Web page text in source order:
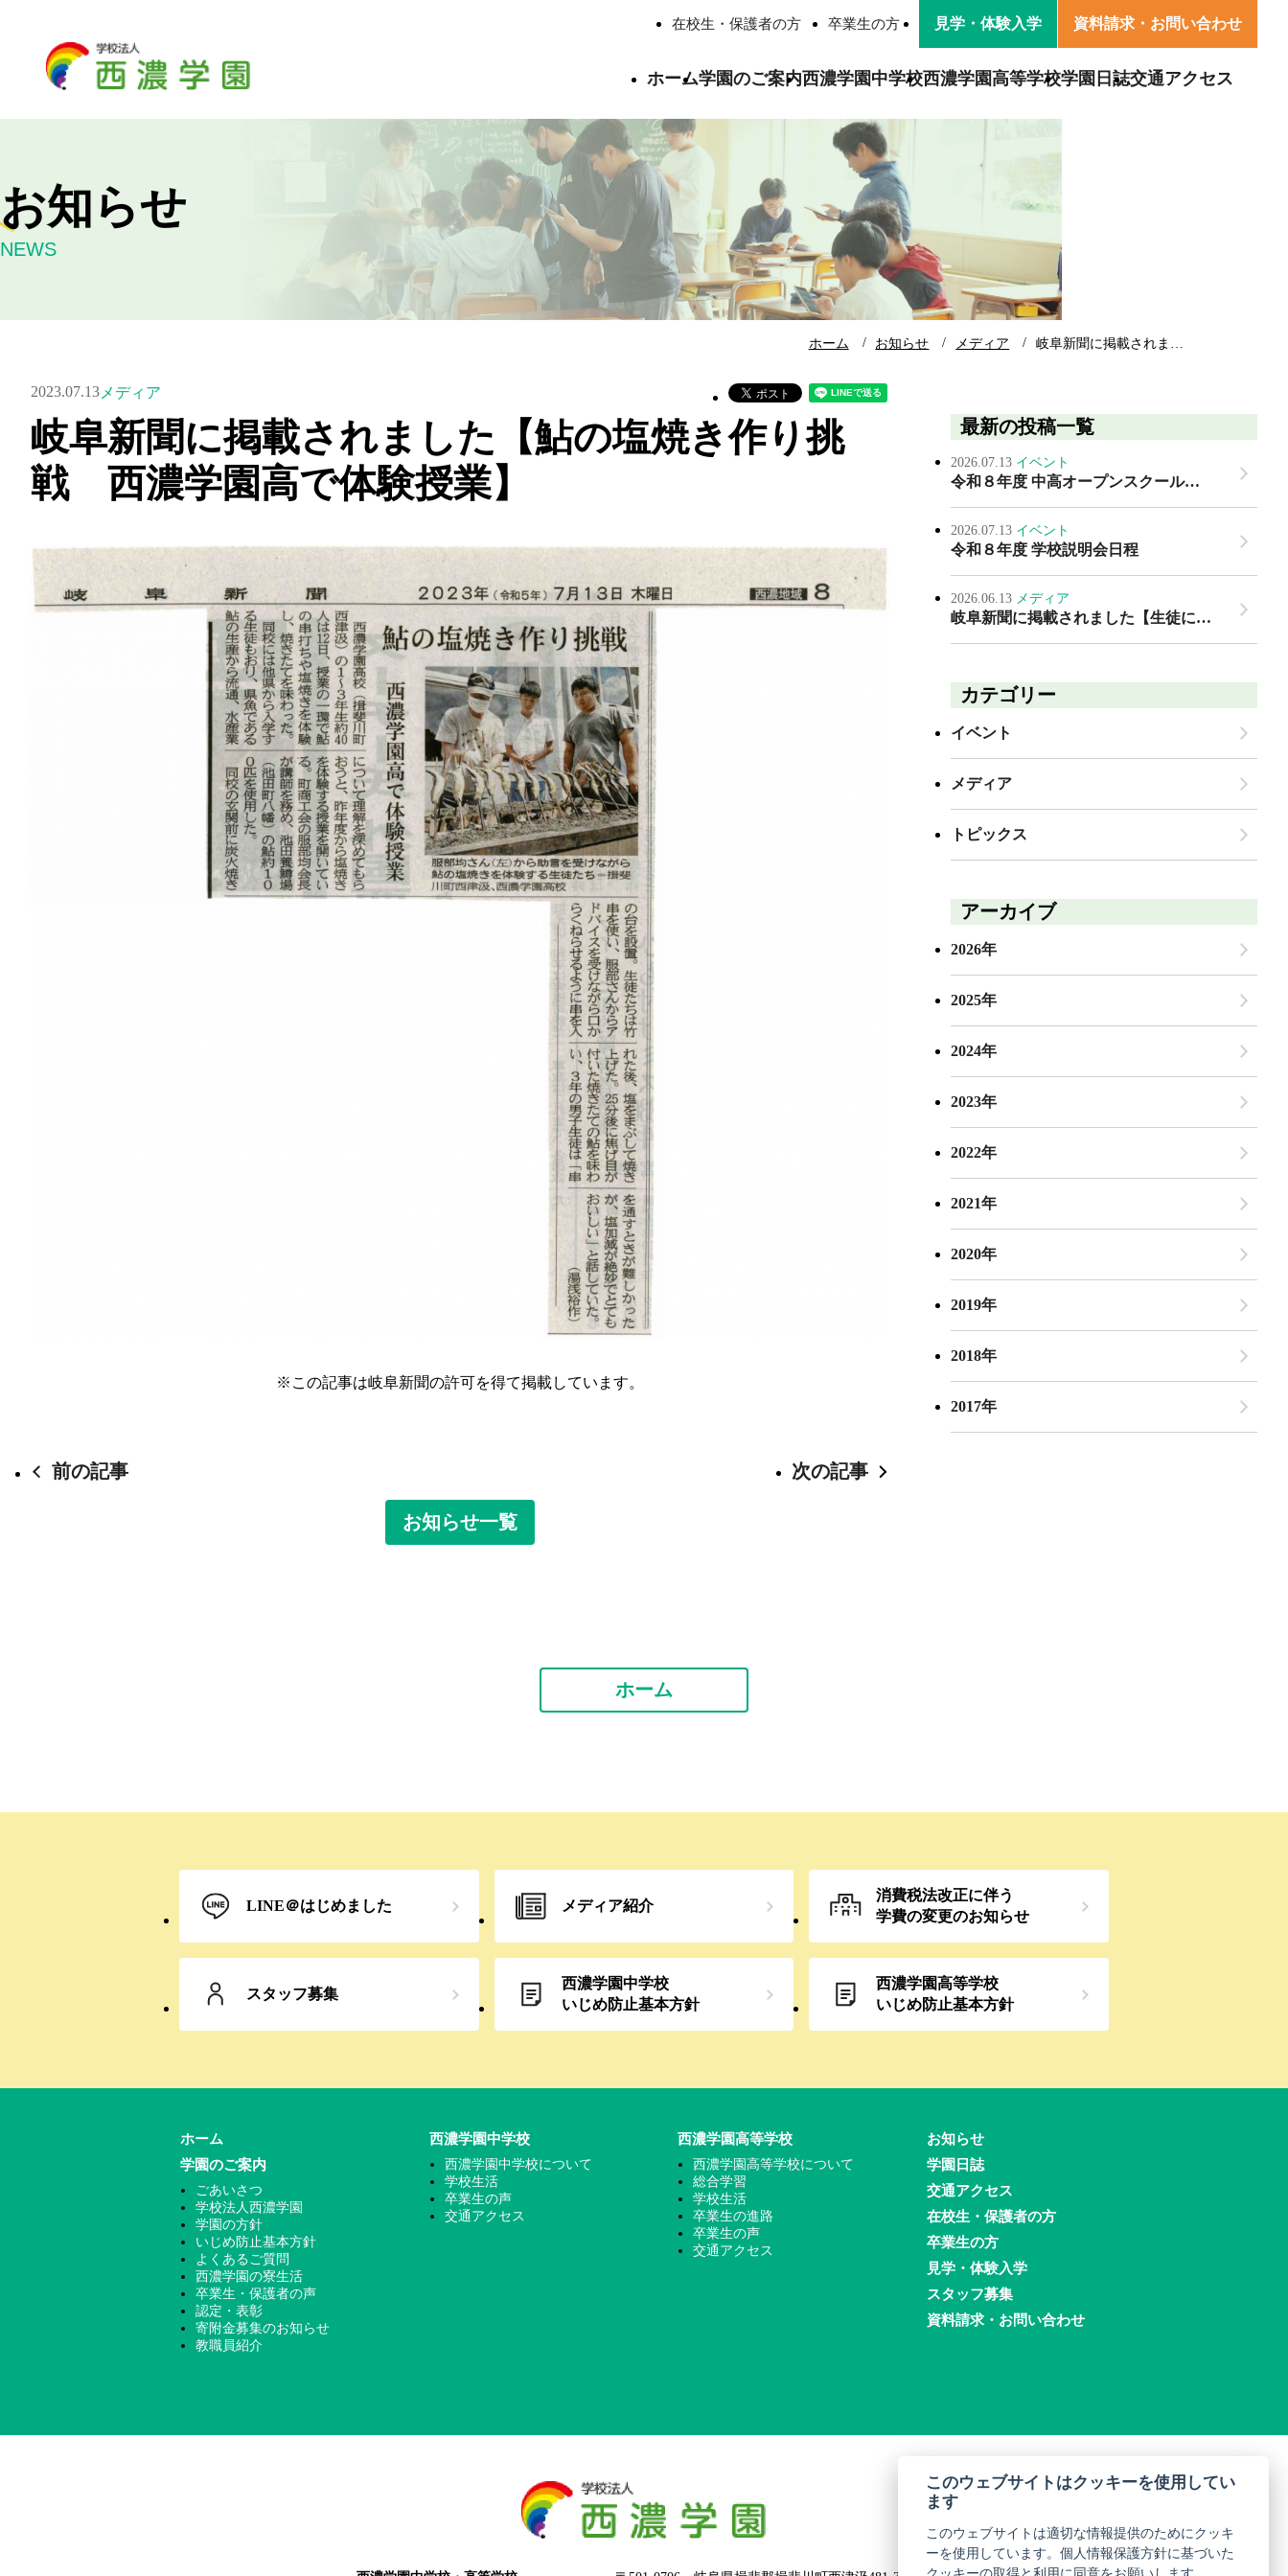
在校生・保護者の方 卒業生の方 見学・ 体験入学 資料請求・ お問い合わせ
ホーム学園のご案内
ごあいさつ 学校法人西濃学園 学園の方針
いじめ防止基本方針 西濃学園の寮生活
よくあるご質問 認定・表彰 寄附金募集のお知らせ
教職員紹介 校歌紹介
西濃学園中学校
西濃学園中学校について 卒業生の声
交通アクセス
西濃学園高等学校
西濃学園高等学校について 学校生活
卒業生の進路 卒業生の声
学園日誌交通アクセス
お知らせ
NEWS
ホーム お知らせ メディア 岐阜新聞に掲載されま…
2023.07.13 メディア
岐阜新聞に掲載されました【鮎の塩焼き作り挑
戦 西濃学園高で体験授業】
※この記事は岐阜新聞の許可を得て掲載しています。
前の記事 次の記事
お知らせ一覧
最新の投稿一覧
2026.07.13 イベント
令和８年度 中高オープンスクール…
2026.07.13 イベント
令和８年度 学校説明会日程
2026.06.13 メディア
岐阜新聞に掲載されました【生徒に…
カテゴリー
イベント
メディア
トピックス
アーカイブ
2026年
2025年
2024年
2023年
2022年
2021年
2020年
2019年
2018年
2017年
ホーム
LINE＠はじめました メディア紹介
消費税法改正に伴う
学費の変更のお知らせ
スタッフ募集
西濃学園中学校
いじめ防止基本方針
西濃学園高等学校
いじめ防止基本方針
ホーム
学園のご案内
ごあいさつ
学校法人西濃学園
学園の方針
いじめ防止基本方針
よくあるご質問
西濃学園の寮生活
卒業生・保護者の声
認定・表彰
寄附金募集のお知らせ
教職員紹介
西濃学園中学校
西濃学園中学校について
学校生活
卒業生の声
交通アクセス
西濃学園高等学校
西濃学園高等学校について
総合学習
学校生活
卒業生の進路
卒業生の声
交通アクセス
お知らせ
学園日誌
交通アクセス
在校生・保護者の方
卒業生の方
見学・体験入学
スタッフ募集
資料請求・お問い合わせ
このウェブサイトはクッキーを使用してい
ます
このウェブサイトは適切な情報提供のためにクッキ
ーを使用しています。個人情報保護方針に基づいた